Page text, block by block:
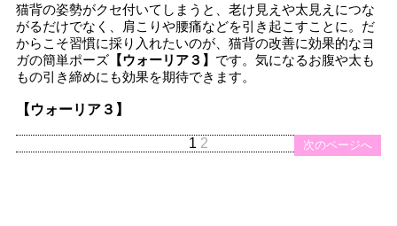
猫背の姿勢がクセ付いてしまうと、老け見えや太見えにつな
がるだけでなく、肩こりや腰痛などを引き起こすことに。だ
からこそ習慣に採り入れたいのが、猫背の改善に効果的なヨ
ガの簡単ポーズ 【ウォーリア３】 です。気になるお腹や太も
もの引き締めにも効果を期待できます。
【ウォーリア３】
次のページへ
1 2